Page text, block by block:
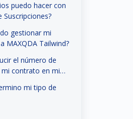
puedo hacer con
Suscripciones?
gestionar mi
MAXQDA Tailwind?
el número de
mi contrato en mi
mi tipo de